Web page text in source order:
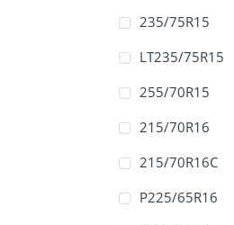
235/75R15
LT235/75R15
255/70R15
215/70R16
215/70R16C
P225/65R16